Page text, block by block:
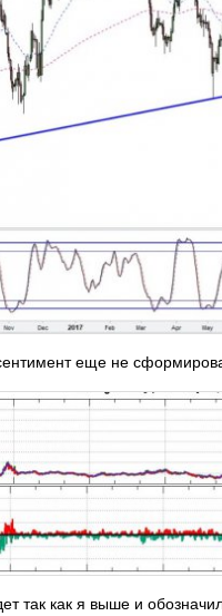
еще не
так как я выше и